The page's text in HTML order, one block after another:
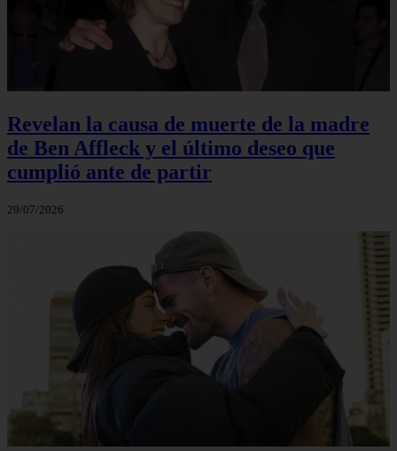
Revelan la causa de muerte de la madre
de Ben Affleck y el último deseo que
cumplió ante de partir
29/07/2026